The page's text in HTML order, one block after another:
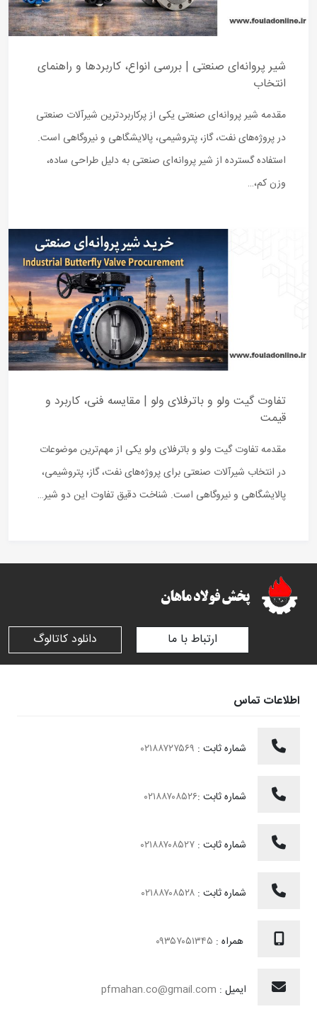
شیر پروانه‌ای صنعتی | بررسی انواع، کاربردها و راهنمای
انتخاب
مقدمه شیر پروانه‌ای صنعتی یکی از پرکاربردترین شیرآلات صنعتی
در پروژه‌های نفت، گاز، پتروشیمی، پالایشگاهی و نیروگاهی است.
استفاده گسترده از شیر پروانه‌ای صنعتی به دلیل طراحی ساده،
وزن کم،…
تفاوت گیت ولو و باترفلای ولو | مقایسه فنی، کاربرد و
قیمت
مقدمه تفاوت گیت ولو و باترفلای ولو یکی از مهم‌ترین موضوعات
در انتخاب شیرآلات صنعتی برای پروژه‌های نفت، گاز، پتروشیمی،
پالایشگاهی و نیروگاهی است. شناخت دقیق تفاوت این دو شیر…
ارتباط با ما دانلود کاتالوگ
اطلاعات تماس
شماره ثابت :
شماره ثابت :۰۲۱۸۸۷۰۸۵۲۶
شماره ثابت :
شماره ثابت :
همراه :
ایمیل : pfmahan.co@gmail.com